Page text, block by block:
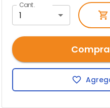
Cant.
1